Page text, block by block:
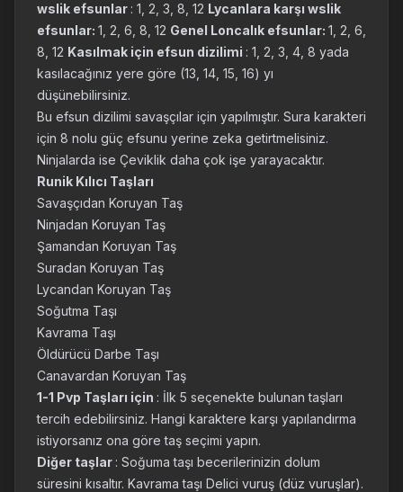
wslik efsunlar : 1, 2, 3, 8, 12 Lycanlara karşı wslik
efsunlar: 1, 2, 6, 8, 12 Genel Loncalık efsunlar: 1, 2, 6,
8, 12 Kasılmak için efsun dizilimi : 1, 2, 3, 4, 8 yada
kasılacağınız yere göre (13, 14, 15, 16) yı
düşünebilirsiniz.
Bu efsun dizilimi savaşçılar için yapılmıştır. Sura karakteri
için 8 nolu güç efsunu yerine zeka getirtmelisiniz.
Ninjalarda ise Çeviklik daha çok işe yarayacaktır.
Runik Kılıcı Taşları
Savaşçıdan Koruyan Taş
Ninjadan Koruyan Taş
Şamandan Koruyan Taş
Suradan Koruyan Taş
Lycandan Koruyan Taş
Soğutma Taşı
Kavrama Taşı
Öldürücü Darbe Taşı
Canavardan Koruyan Taş
1-1 Pvp Taşları için : İlk 5 seçenekte bulunan taşları
tercih edebilirsiniz. Hangi karaktere karşı yapılandırma
istiyorsanız ona göre taş seçimi yapın.
Diğer taşlar : Soğuma taşı becerilerinizin dolum
süresini kısaltır. Kavrama taşı Delici vuruş (düz vuruşlar).